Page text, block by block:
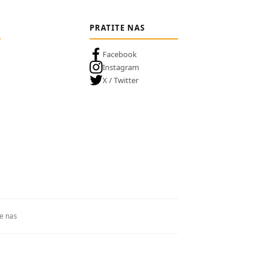
PRATITE NAS
Facebook
Instagram
X / Twitter
nas